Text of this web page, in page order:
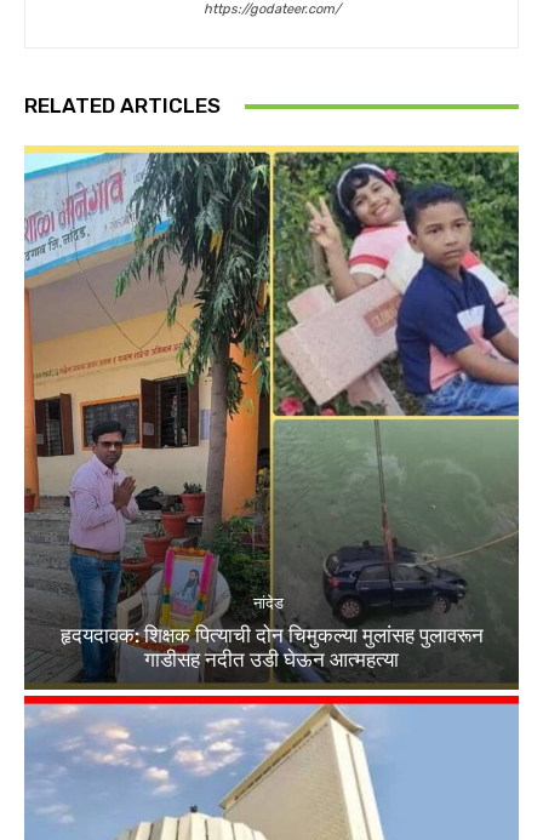
https://godateer.com/
RELATED ARTICLES
नांदेड
हृदयदावक: शिक्षक पित्याची दोन चिमुकल्या मुलांसह पुलावरून
गाडीसह नदीत उडी घेऊन आत्महत्या